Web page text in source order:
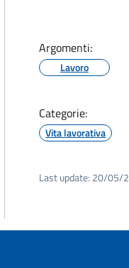
Argomenti:
Lavoro
Categorie:
Vita lavorativa
Last update: 20/05/